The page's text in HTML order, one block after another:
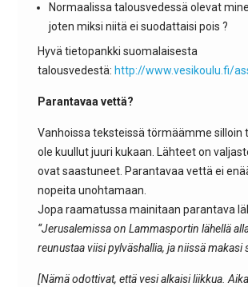
Normaalissa talousvedessä olevat
joten miksi niitä ei suodattaisi pois ?
Hyvä tietopankki suomalaisesta
talousvedestä: http://www.vesikoulu.fi/
Parantavaa vettä?
Vanhoissa teksteissä törmäämme silloin
ole kuullut juuri kukaan. Lähteet on
ovat saastuneet. Parantavaa vettä ei
nopeita unohtamaan.
Jopa raamatussa mainitaan parantava
“Jerusalemissa on Lammasportin lähellä
reunustaa viisi pylväshallia, ja niissä
[Nämä odottivat, että vesi alkaisi liikkua.